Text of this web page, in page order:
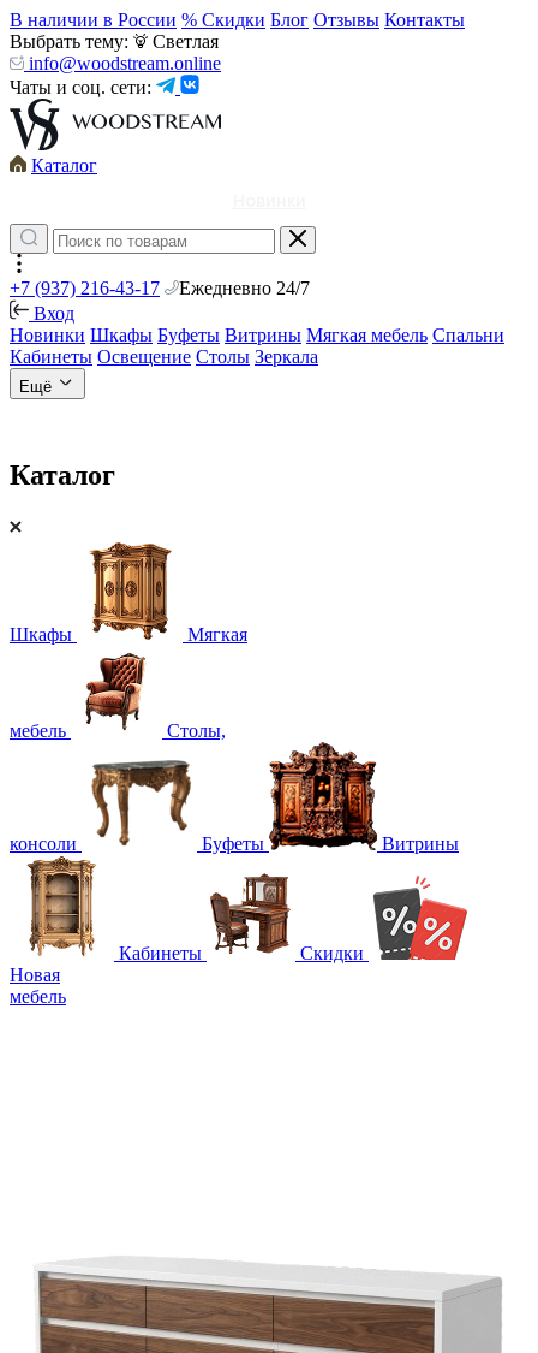
В наличии в России % Скидки Блог Отзывы Контакты
Выбрать тему:
Светлая
info@woodstream.online
Чаты и соц. сети:
Каталог
+7 (937) 216-43-17
Ежедневно 24/7
Вход
Новинки Шкафы Буфеты Витрины Мягкая мебель Спальни
Кабинеты Освещение Столы Зеркала
Ещё
Каталог
Шкафы Мягкая
мебель Столы,
консоли Буфеты Витрины
Кабинеты
Скидки
Новая
мебель